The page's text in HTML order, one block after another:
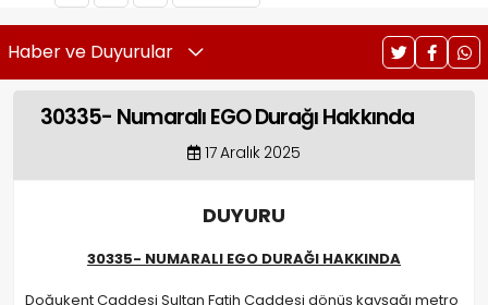
Haber ve Duyurular
30335- Numaralı EGO Durağı Hakkında
17 Aralık 2025
DUYURU
30335- NUMARALI EGO DURAĞI HAKKINDA
Doğukent Caddesi Sultan Fatih Caddesi dönüş kavşağı metro